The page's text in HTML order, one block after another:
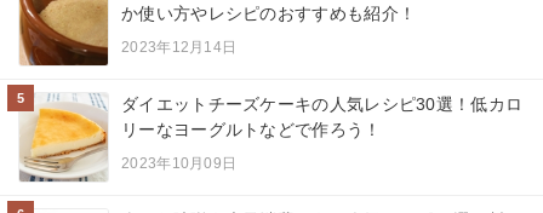
か使い方やレシピのおすすめも紹介！
2023年12月14日
5
ダイエットチーズケーキの人気レシピ30選！低カロ
リーなヨーグルトなどで作ろう！
2023年10月09日